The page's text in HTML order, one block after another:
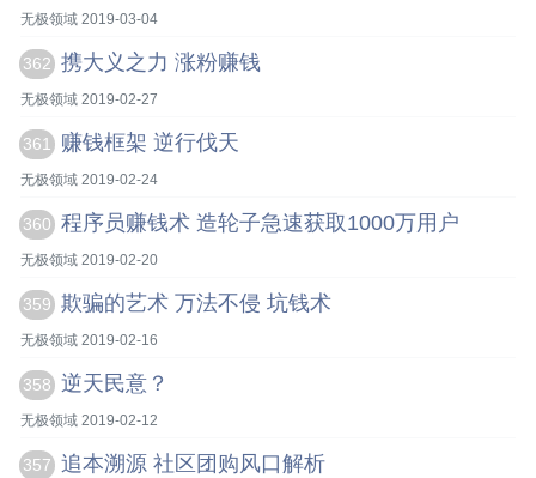
无极领域 2019-03-04
362 携大义之力 涨粉赚钱
无极领域 2019-02-27
361 赚钱框架 逆行伐天
无极领域 2019-02-24
360 程序员赚钱术 造轮子急速获取1000万用户
无极领域 2019-02-20
359 欺骗的艺术 万法不侵 坑钱术
无极领域 2019-02-16
358 逆天民意？
无极领域 2019-02-12
357 追本溯源 社区团购风口解析